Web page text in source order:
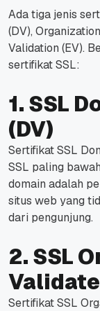
Ada tiga jenis
(DV),
Validation (EV).
sertifikat SSL:
1. SSL
(DV)
Sertifikat SSL
SSL paling
domain adalah
situs web yang
dari pengunjung.
2. SSL
Sertifikat SSL